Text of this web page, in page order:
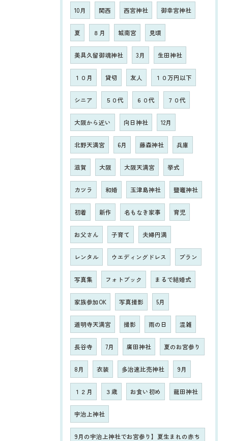
10月 関西 西宮神社 御幸宮神社
夏 ８月 城南宮 見頃
美具久留御魂神社 3月 生田神社
１０月 貸切 友人 １０万円以下
シニア ５０代 ６０代 ７０代
大阪から近い 向日神社 12月
北野天満宮 6月 藤森神社 兵庫
滋賀 大阪 大阪天満宮 挙式
カツラ 和婚 玉津島神社 鹽竈神社
初着 新作 名もなき家事 育児
お父さん 子育て 夫婦円満
レンタル ウエディングドレス プラン
写真集 フォトブック まるで結婚式
家族参加OK 写真撮影 5月
道明寺天満宮 撮影 雨の日 混雑
長谷寺 7月 廣田神社 夏のお宮参り
8月 衣装 多治速比売神社 9月
１２月 ３歳 お食い初め 龍田神社
宇治上神社
9月の宇治上神社でお宮参り】夏生まれの赤ち